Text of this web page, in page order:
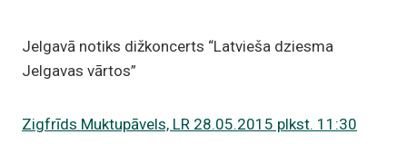
Jelgavā notiks dižkoncerts “Latvieša dziesma
Jelgavas vārtos”
Zigfrīds Muktupāvels, LR 28.05.2015 plkst. 11:30